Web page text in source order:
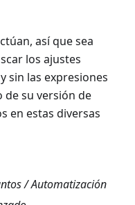
así que sea
los ajustes
sin las expresiones
de su versión de
en estas diversas
/ Automatización